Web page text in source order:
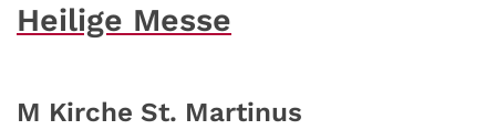
Heilige Messe
M Kirche St. Martinus